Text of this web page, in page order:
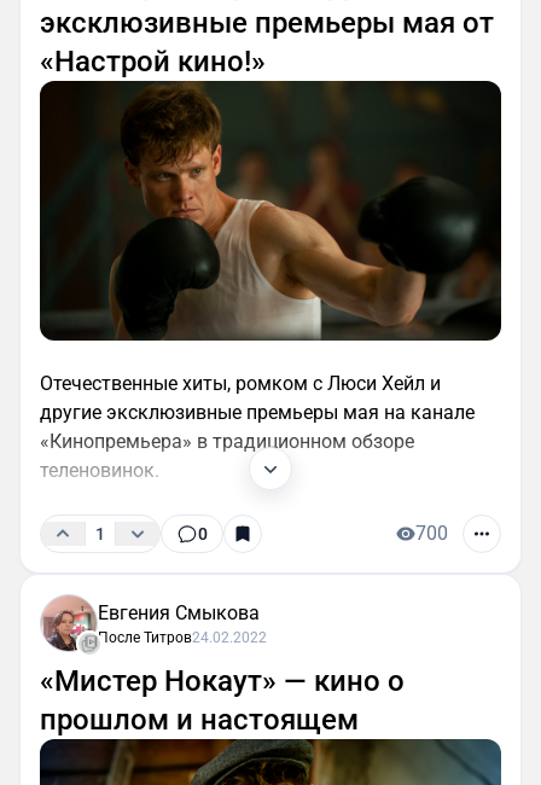
эксклюзивные премьеры мая от
«Настрой кино!»
Отечественные хиты, ромком с Люси Хейл и
другие эксклюзивные премьеры мая на канале
«Кинопремьера» в традиционном обзоре
теленовинок.
1 0 700
Евгения Смыкова
После Титров24.02.2022
«Мистер Нокаут» — кино о
прошлом и настоящем